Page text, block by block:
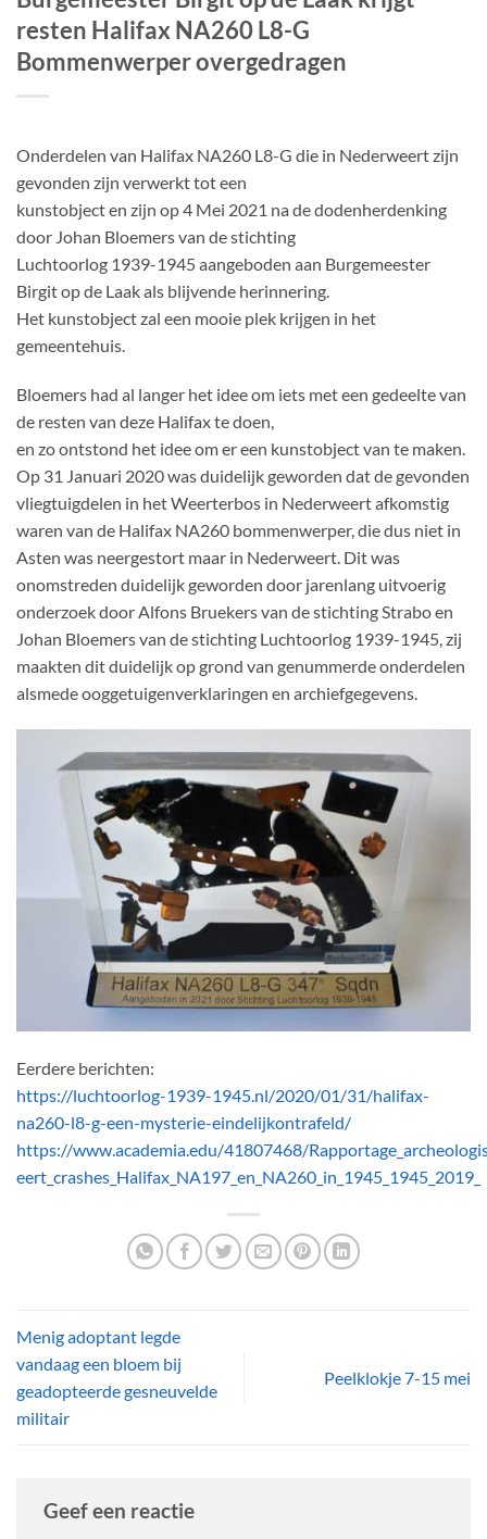
resten Halifax NA260 L8-G
Bommenwerper overgedragen
Onderdelen van Halifax NA260 L8-G die in Nederweert zijn
gevonden zijn verwerkt tot een
kunstobject en zijn op 4 Mei 2021 na de dodenherdenking
door Johan Bloemers van de stichting
Luchtoorlog 1939-1945 aangeboden aan Burgemeester
Birgit op de Laak als blijvende herinnering.
Het kunstobject zal een mooie plek krijgen in het
gemeentehuis.
Bloemers had al langer het idee om iets met een gedeelte van
de resten van deze Halifax te doen,
en zo ontstond het idee om er een kunstobject van te maken.
Op 31 Januari 2020 was duidelijk geworden dat de gevonden
vliegtuigdelen in het Weerterbos in Nederweert afkomstig
waren van de Halifax NA260 bommenwerper, die dus niet in
Asten was neergestort maar in Nederweert. Dit was
onomstreden duidelijk geworden door jarenlang uitvoerig
onderzoek door Alfons Bruekers van de stichting Strabo en
Johan Bloemers van de stichting Luchtoorlog 1939-1945, zij
maakten dit duidelijk op grond van genummerde onderdelen
alsmede ooggetuigenverklaringen en archiefgegevens.
Eerdere berichten:
https://luchtoorlog-1939-1945.nl/2020/01/31/halifax-
na260-l8-g-een-mysterie-eindelijkontrafeld/
https://www.academia.edu/41807468/
eert_crashes_Halifax_NA197_en_NA260_in_1945_1945_2019_
Menig adoptant legde
vandaag een bloem bij
geadopteerde gesneuvelde
militair
Peelklokje 7-15 mei
Geef een reactie